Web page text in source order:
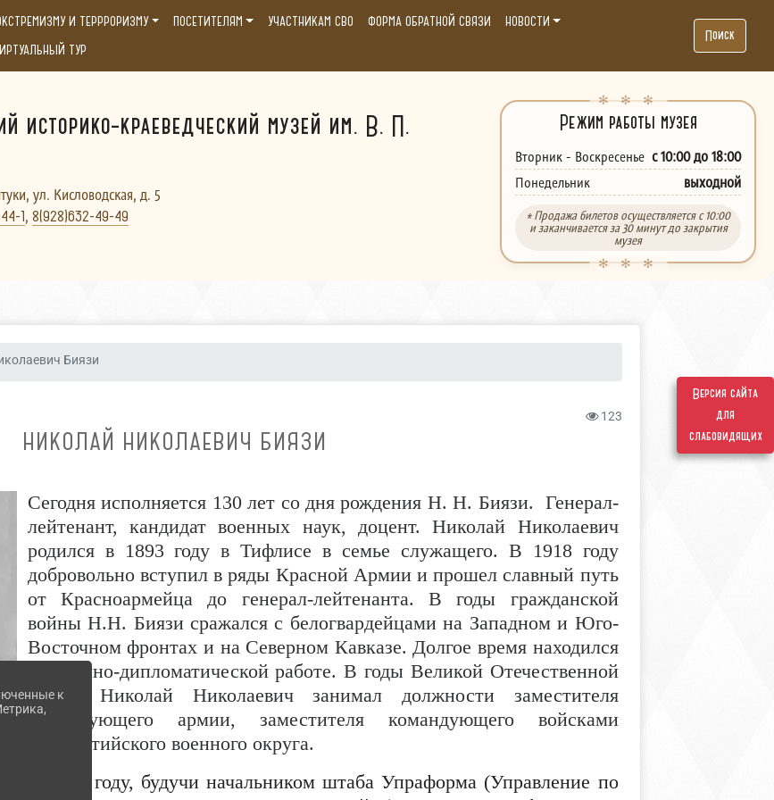
Версия сайта
для
слабовидящих
И ТЕРРРОРИЗМУ ПОСЕТИТЕЛЯМ УЧАСТНИКАМ СВО ФОРМА ОБРАТНОЙ СВЯЗИ
НОВОСТИ
ТУР
Поиск
историко-краеведческий музей им. В. П.
ул. Кисловодская, д. 5
1, 8(928)632-49-49
Режим работы музея
Вторник - Воскресенье с 10:00 до 18:00
Понедельник выходной
* Продажа билетов осуществляется с 10:00
и заканчивается за 30 минут до закрытия
музея
Биязи
123
НИКОЛАЙ НИКОЛАЕВИЧ БИЯЗИ
Сегодня исполняется 130 лет со дня рождения Н. Н. Биязи. Генерал-
лейтенант, кандидат военных наук, доцент. Николай Николаевич
родился в 1893 году в Тифлисе в семье служащего. В 1918 году
добровольно вступил в ряды Красной Армии и прошел славный путь
от Красноармейца до генерал-лейтенанта. В годы гражданской
войны Н.Н. Биязи сражался с белогвардейцами на Западном и Юго-
Восточном фронтах и на Северном Кавказе. Долгое время находился
на военно-дипломатической работе. В годы Великой Отечественной
войны Николай Николаевич занимал должности заместителя
командующего армии, заместителя командующего войсками
Прибалтийского военного округа.
В 1942 году, будучи начальником штаба Упраформа (Управление по
к